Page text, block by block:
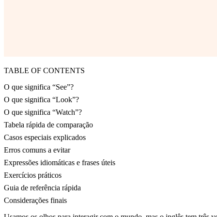
TABLE OF CONTENTS
O que significa “See”?
O que significa “Look”?
O que significa “Watch”?
Tabela rápida de comparação
Casos especiais explicados
Erros comuns a evitar
Expressões idiomáticas e frases úteis
Exercícios práticos
Guia de referência rápida
Considerações finais